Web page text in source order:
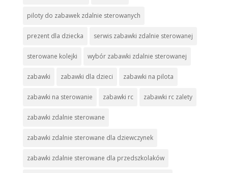
piloty do zabawek zdalnie sterowanych
prezent dla dziecka serwis zabawki zdalnie sterowanej
sterowane kolejki wybór zabawki zdalnie sterowanej
zabawki zabawki dla dzieci zabawki na pilota
zabawki na sterowanie zabawki rc zabawki rc zalety
zabawki zdalnie sterowane
zabawki zdalnie sterowane dla dziewczynek
zabawki zdalnie sterowane dla przedszkolaków